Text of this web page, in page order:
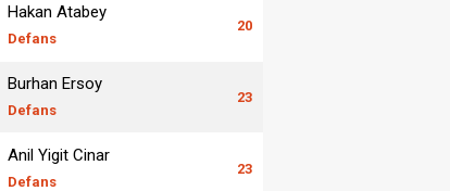
Hakan Atabey
Defans
20
Burhan Ersoy
Defans
23
Anil Yigit Cinar
Defans
23